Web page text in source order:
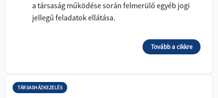
a társaság működése során felmerülő egyéb jogi
jellegű feladatok ellátása.
Tovább a cikkre
TÁRSASHÁZKEZELÉS